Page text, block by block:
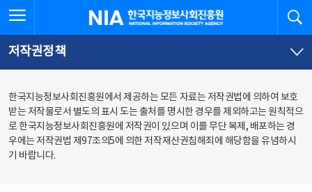
문
로
가
체
뉴
바
가
한국지능정보사회진흥원
저작권정책
한국지능정보사회진흥원에서 제공하는 모든 자료는 저작권법에 의하여 보호
받는 저작물로서 별도의 표시 도는 출처를 명시한 경우를 제외하고는 원칙적으
로 한국지능정보사회진흥원에 저작권이 있으며 이를 무단 복제, 배포하는 경
우에는 저작권법 제97조의5에 의한 저작재산권침해죄에 해당함을 유념하시
기 바랍니다.